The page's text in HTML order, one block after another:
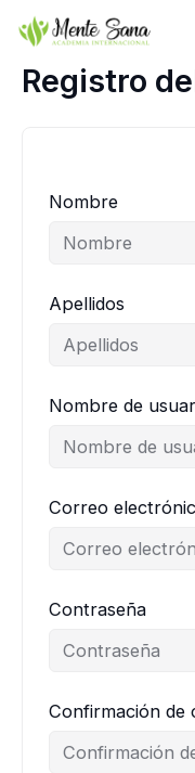
contenido
Registro
Nombre
Apellidos
Nombre de
Correo
Contraseña
Confirmación de